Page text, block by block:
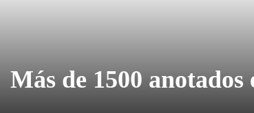
Más de 1500